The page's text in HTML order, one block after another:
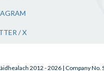
/ X
2012 - 2026 | Company No.